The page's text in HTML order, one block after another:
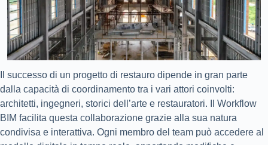
Il successo di un progetto di restauro dipende in gran parte
dalla capacità di coordinamento tra i vari attori coinvolti:
architetti, ingegneri, storici dell’arte e restauratori. Il Workflow
BIM facilita questa collaborazione grazie alla sua natura
condivisa e interattiva. Ogni membro del team può accedere al